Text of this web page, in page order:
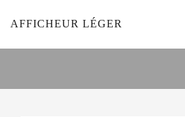
AFFICHEUR LÉGER